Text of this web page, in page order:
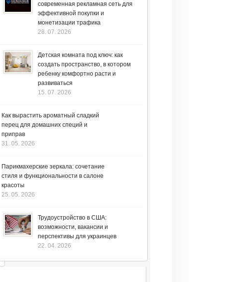
современная рекламная сеть для
эффективной покупки и
монетизации трафика
28. 07. 2026
Детская комната под ключ: как
создать пространство, в котором
ребенку комфортно расти и
развиваться
15. 07. 2026
Как вырастить ароматный сладкий
перец для домашних специй и
приправ
31. 05. 2026
Парикмахерские зеркала: сочетание
стиля и функциональности в салоне
красоты
25. 05. 2026
Трудоустройство в США:
возможности, вакансии и
перспективы для украинцев
22. 04. 2026